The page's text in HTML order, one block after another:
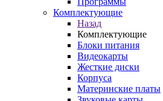
Комплектующие
Назад
Комплектующие
Блоки питания
Видеокарты
Жесткие диски
Корпуса
Материнские платы